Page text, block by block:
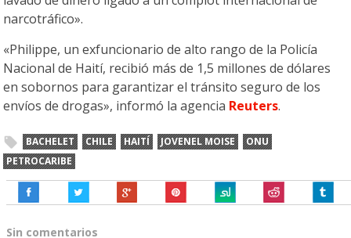
narcotráfico».
«Philippe, un exfuncionario de alto rango de la Policía
Nacional de Haití, recibió más de 1,5 millones de dólares
en sobornos para garantizar el tránsito seguro de los
envíos de drogas», informó la agencia Reuters.
BACHELET CHILE HAITÍ JOVENEL MOISE
ONU
PETROCARIBE
Sin comentarios